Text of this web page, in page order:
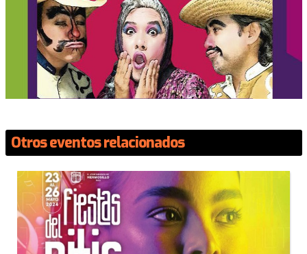
Otros eventos relacionados